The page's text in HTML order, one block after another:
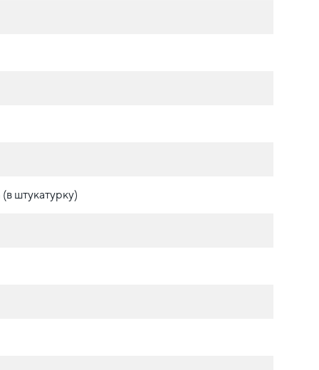
штукатурку)